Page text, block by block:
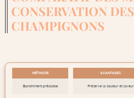
CONSERVATION DES
CHAMPIGNONS
MÉTHODE AVANTAGES
Blanchiment préalable Préserve la couleur et saveur